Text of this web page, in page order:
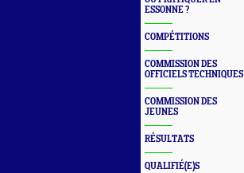
ESSONNE ?
COMPÉTITIONS
COMMISSION DES
OFFICIELS TECHNIQUES
COMMISSION DES
JEUNES
RÉSULTATS
QUALIFIÉ(E)S